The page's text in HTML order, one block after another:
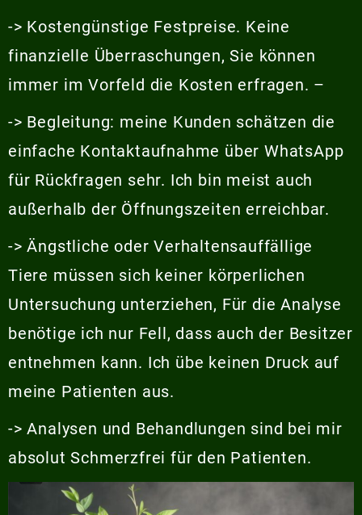
-> Kostengünstige Festpreise. Keine
finanzielle Überraschungen, Sie können
immer im Vorfeld die Kosten erfragen. –
-> Begleitung: meine Kunden schätzen die
einfache Kontaktaufnahme über WhatsApp
für Rückfragen sehr. Ich bin meist auch
außerhalb der Öffnungszeiten erreichbar.
-> Ängstliche oder Verhaltensauffällige
Tiere müssen sich keiner körperlichen
Untersuchung unterziehen, Für die Analyse
benötige ich nur Fell, dass auch der Besitzer
entnehmen kann. Ich übe keinen Druck auf
meine Patienten aus.
-> Analysen und Behandlungen sind bei mir
absolut Schmerzfrei für den Patienten.